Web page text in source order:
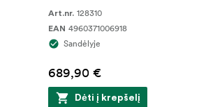
Art.nr. 128310
EAN 4960371006918
Sandėlyje
689,90 €
Dėti į krepšelį